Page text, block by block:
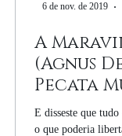
6 de nov. de 2019
A
(Agnus
Pecata
E disseste que
o que poderia